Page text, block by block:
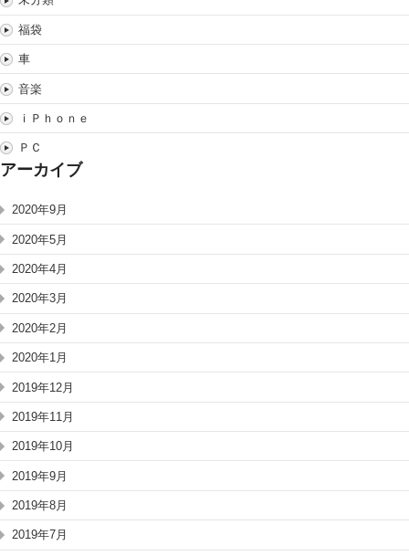
福袋
車
音楽
ｉＰｈｏｎｅ
ＰＣ
アーカイブ
2020年9月
2020年5月
2020年4月
2020年3月
2020年2月
2020年1月
2019年12月
2019年11月
2019年10月
2019年9月
2019年8月
2019年7月